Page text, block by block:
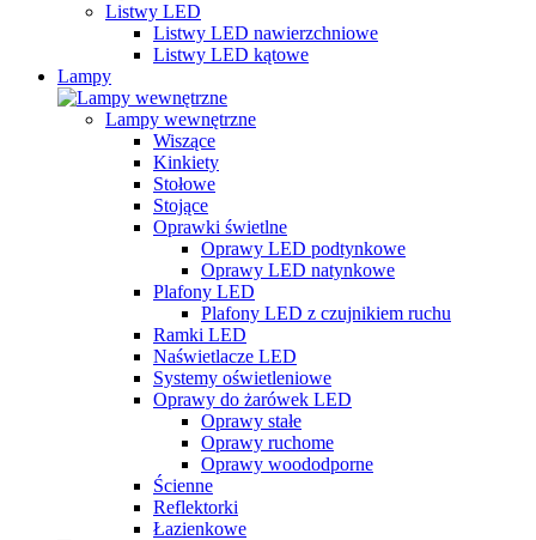
Listwy LED
Listwy LED nawierzchniowe
Listwy LED kątowe
Lampy
Lampy wewnętrzne
Wiszące
Kinkiety
Stołowe
Stojące
Oprawki świetlne
Oprawy LED podtynkowe
Oprawy LED natynkowe
Plafony LED
Plafony LED z czujnikiem ruchu
Ramki LED
Naświetlacze LED
Systemy oświetleniowe
Oprawy do żarówek LED
Oprawy stałe
Oprawy ruchome
Oprawy woododporne
Ścienne
Reflektorki
Łazienkowe